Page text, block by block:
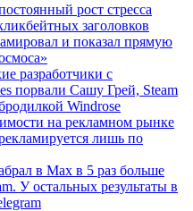
рост стресса
заголовков
и показал прямую
разработчики с
порвали Сашу Грей, Steam
Windrose
на рекламном рынке
лишь по
в Max в 5 раз больше
У остальных результаты в